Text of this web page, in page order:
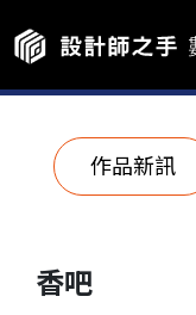
作品新訊
香吧